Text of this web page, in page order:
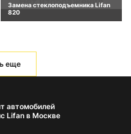
Замена стеклоподъемника Lifan
820
еще
автомобилей
Lifan в Москве